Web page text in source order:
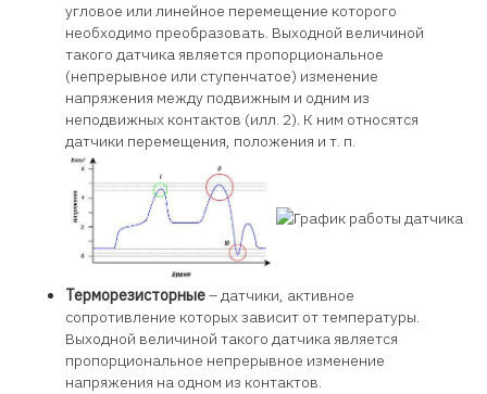
угловое или линейное перемещение которого
необходимо преобразовать. Выходной величиной
такого датчика является пропорциональное
(непрерывное или ступенчатое) изменение
напряжения между подвижным и одним из
неподвижных контактов (илл. 2). К ним относятся
датчики перемещения, положения и т. п.
Терморезисторные– датчики, активное
сопротивление которых зависит от температуры.
Выходной величиной такого датчика является
пропорциональное непрерывное изменение
напряжения на одном из контактов.